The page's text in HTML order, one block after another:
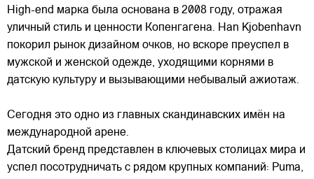
High-end марка была основана в 2008 году, отражая
уличный стиль и ценности Копенгагена. Han Kjobenhavn
покорил рынок дизайном очков, но вскоре преуспел в
мужской и женской одежде, уходящими корнями в
датскую культуру и вызывающими небывалый ажиотаж.
Сегодня это одно из главных скандинавских имён на
международной арене.
Датский бренд представлен в ключевых столицах мира и
успел посотрудничать с рядом крупных компаний: Puma,